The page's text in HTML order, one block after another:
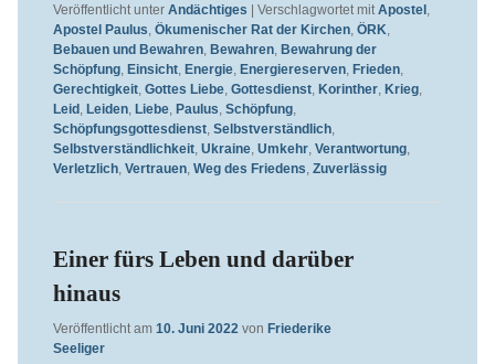
Veröffentlicht unter Andächtiges Verschlagwortet mit Apostel ,
Apostel Paulus, Ökumenischer Rat der Kirchen, ÖRK,
Bebauen und Bewahren, Bewahren, Bewahrung der
Schöpfung, Einsicht, Energie, Energiereserven, Frieden,
Gerechtigkeit, Gottes Liebe, Gottesdienst, Korinther, Krieg,
Leid , Leiden, Liebe, Paulus, Schöpfung,
Schöpfungsgottesdienst, Selbstverständlich,
Selbstverständlichkeit, Ukraine, Umkehr, Verantwortung,
Verletzlich, Vertrauen, Weg des Friedens, Zuverlässig
Einer fürs Leben und darüber
hinaus
Veröffentlicht am 10. Juni 2022 von Friederike
Seeliger